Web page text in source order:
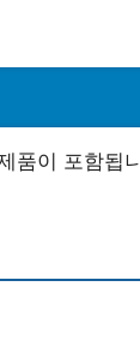
품이 포함됩